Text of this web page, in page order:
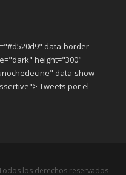
data-border-
height="300"
data-show-
Tweets por el
los derechos reservados